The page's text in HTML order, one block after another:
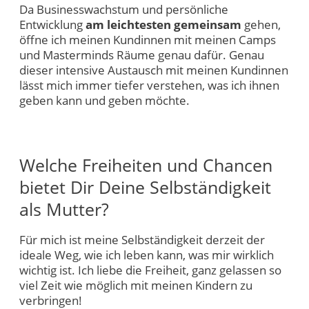
Da Businesswachstum und persönliche
Entwicklungam leichtesten gemeinsam gehen,
öffne ich meinen Kundinnen mit meinen Camps
und Masterminds Räume genau dafür. Genau
dieser intensive Austausch mit meinen Kundinnen
lässt mich immer tiefer verstehen, was ich ihnen
geben kann und geben möchte.
Welche Freiheiten und Chancen
bietet Dir Deine Selbständigkeit
als Mutter?
Für mich ist meine Selbständigkeit derzeit der
ideale Weg, wie ich leben kann, was mir wirklich
wichtig ist. Ich liebe die Freiheit, ganz gelassen so
viel Zeit wie möglich mit meinen Kindern zu
verbringen!